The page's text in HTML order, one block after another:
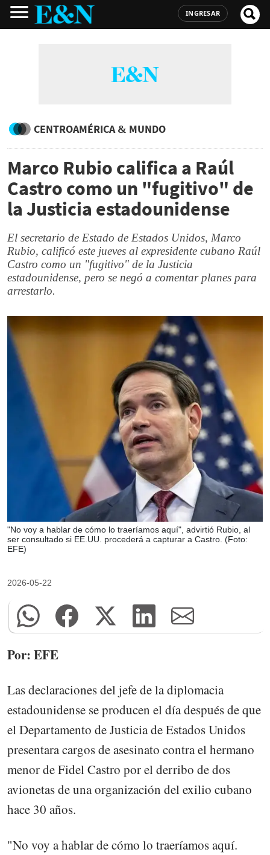
INGRESAR
CENTROAMÉRICA & MUNDO
Marco Rubio califica a Raúl
Castro como un "fugitivo" de
la Justicia estadounidense
El secretario de Estado de Estados Unidos, Marco
Rubio, calificó este jueves al expresidente cubano Raúl
Castro como un "fugitivo" de la Justicia
estadounidense, pero se negó a comentar planes para
arrestarlo.
"No voy a hablar de cómo lo traeríamos aquí", advirtió Rubio, al
ser consultado si EE.UU. procederá a capturar a Castro. (Foto:
EFE)
2026-05-22
Por: EFE
Las declaraciones del jefe de la diplomacia
estadounidense se producen el día después de que
el Departamento de Justicia de Estados Unidos
presentara cargos de asesinato contra el hermano
menor de Fidel Castro por el derribo de dos
avionetas de una organización del exilio cubano
hace 30 años.
"No voy a hablar de cómo lo traeríamos aquí.